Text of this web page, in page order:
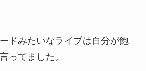
ドみたいなライブは自分が飽
ってました。